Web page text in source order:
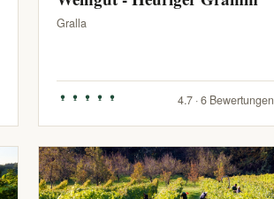
Gralla
4.7 · 6 Bewertungen